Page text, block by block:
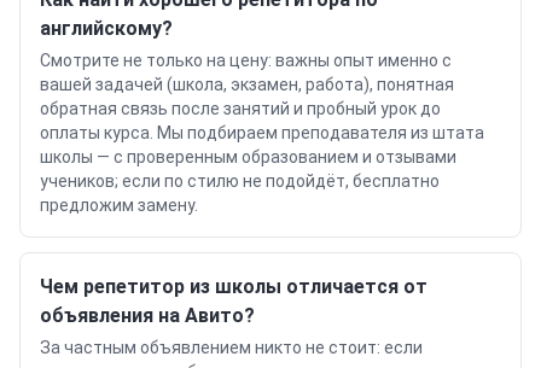
английскому?
Смотрите не только на цену: важны опыт именно с
вашей задачей (школа, экзамен, работа), понятная
обратная связь после занятий и пробный урок до
оплаты курса. Мы подбираем преподавателя из штата
школы — с проверенным образованием и отзывами
учеников; если по стилю не подойдёт, бесплатно
предложим замену.
Чем репетитор из школы отличается от
объявления на Авито?
За частным объявлением никто не стоит: если